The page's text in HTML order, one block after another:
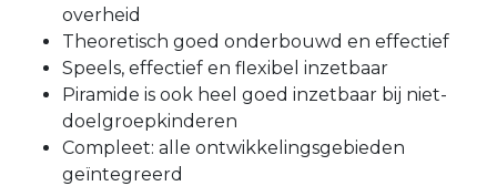
overheid
Theoretisch goed onderbouwd en effectief
Speels, effectief en flexibel inzetbaar
Piramide is ook heel goed inzetbaar bij niet-
doelgroepkinderen
Compleet: alle ontwikkelingsgebieden
geïntegreerd